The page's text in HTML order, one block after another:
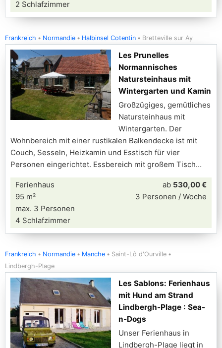
2 Schlafzimmer
Frankreich Normandie Halbinsel Cotentin Bretteville sur Ay
Les Prunelles
Normannisches
Natursteinhaus mit
Wintergarten und Kamin
Großzügiges, gemütliches
Natursteinhaus mit
Wintergarten. Der
Wohnbereich mit einer rustikalen Balkendecke ist mit
Couch, Sesseln, Heizkamin und Esstisch für vier
Personen eingerichtet. Essbereich mit großem Tisch
Ferienhaus
95 m²
max. 3 Personen
4 Schlafzimmer
ab 530,00 €
3 Personen / Woche
Frankreich Normandie Manche
Saint-Lô d'Ourville
Lindbergh-Plage
Les Sablons: Ferienhaus
mit Hund am Strand
Lindbergh-Plage : Sea-
n-Dogs
Unser Ferienhaus in
Lindbergh-Plage liegt in